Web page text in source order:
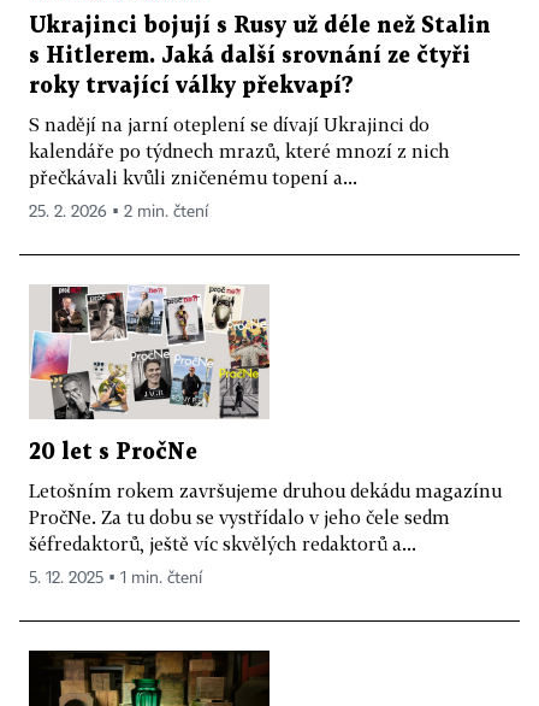
Ukrajinci bojují s Rusy už déle než Stalin
s Hitlerem. Jaká další srovnání ze čtyři
roky trvající války překvapí?
S nadějí na jarní oteplení se dívají Ukrajinci do
kalendáře po týdnech mrazů, které mnozí z nich
přečkávali kvůli zničenému topení a...
25. 2. 2026 ▪ 2 min. čtení
20 let s PročNe
Letošním rokem završujeme druhou dekádu magazínu
PročNe. Za tu dobu se vystřídalo v jeho čele sedm
šéfredaktorů, ještě víc skvělých redaktorů a...
5. 12. 2025 ▪ 1 min. čtení